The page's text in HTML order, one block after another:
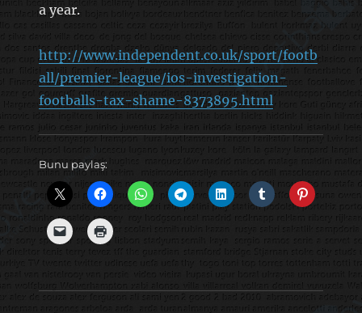
a year.
http://www.independent.co.uk/sport/footb
all/premier-league/ios-investigation-
footballs-tax-shame-8373895.html
Bunu paylaş: